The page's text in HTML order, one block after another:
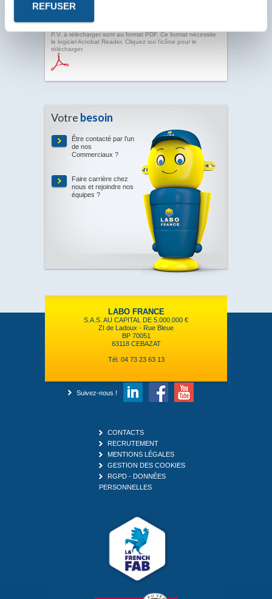
REFUSER
P.V. à télécharger sont au format PDF. Ce format nécessite
le logiciel Acrobat Reader. Cliquez sur l'icône pour le
télécharger.
Votre besoin
Être contacté par l’un
de nos
Commerciaux ?
Faire carrière chez
nous et rejoindre nos
équipes ?
LABO FRANCE
S.A.S. AU CAPITAL DE 5.000.000 €
ZI de Ladoux - Rue Bleue
BP 70051
63118 CEBAZAT
Tél. 04 73 23 63 13
Suivez-nous !
CONTACTS
RECRUTEMENT
MENTIONS LÉGALES
GESTION DES COOKIES
RGPD - DONNÉES
PERSONNELLES